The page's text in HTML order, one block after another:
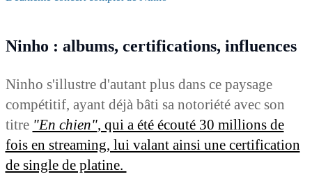
Ninho : albums, certifications, influences
Ninho s'illustre d'autant plus dans ce paysage
compétitif, ayant déjà bâti sa notoriété avec son
titre "En chien", qui a été écouté 30 millions de
fois en streaming, lui valant ainsi une certification
de single de platine.